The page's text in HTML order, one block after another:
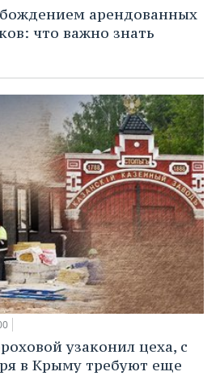
арендованных
что важно знать
узаконил цеха, с
в Крыму требуют еще